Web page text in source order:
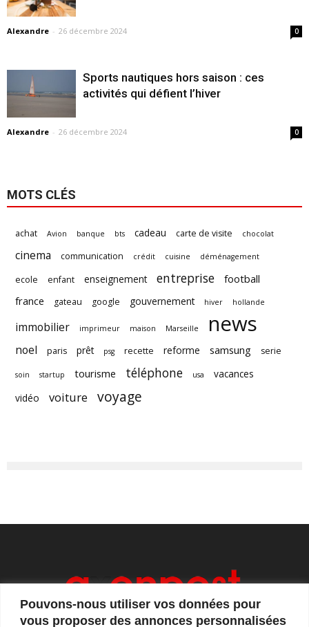
Pouvons-nous utiliser vos données pour
vous proposer des annonces personnalisées
Alexandre - 26 décembre 2024 0
Sports nautiques hors saison : ces
activités qui défient l’hiver
Alexandre - 26 décembre 2024 0
MOTS CLÉS
achat Avion banque bts cadeau carte de visite chocolat
cinema communication crédit cuisine déménagement
ecole enfant enseignement entreprise
football
france
gateau google gouvernement hiver hollande
immobilier imprimeur maison Marseille news
noel paris prêt psg recette reforme samsung serie
soin startup tourisme téléphone usa
vacances
vidéo
voiture voyage